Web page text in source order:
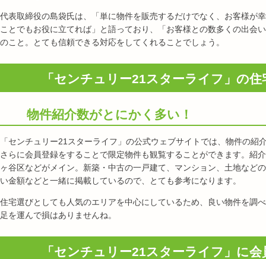
代表取締役の島袋氏は、「単に物件を販売するだけでなく、お客様が
ことでもお役に立てれば」と語っており、「お客様との数多くの出会
のこと。とても信頼できる対応をしてくれることでしょう。
「センチュリー21スターライフ」の
物件紹介数がとにかく多い！
「センチュリー21スターライフ」の公式ウェブサイトでは、物件の
さらに会員登録をすることで限定物件も観覧することができます。紹
ヶ谷区などがメイン。新築・中古の一戸建て、マンション、土地など
い金額などと一緒に掲載しているので、とても参考になります。
住宅選びとしても人気のエリアを中心にしているため、良い物件を調
足を運んで損はありませんね。
「センチュリー21スターライフ」に